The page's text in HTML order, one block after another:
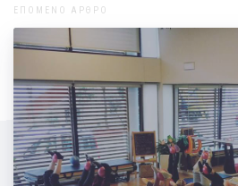
ΕΠΟΜΕΝΟ ΑΡΘΡΟ